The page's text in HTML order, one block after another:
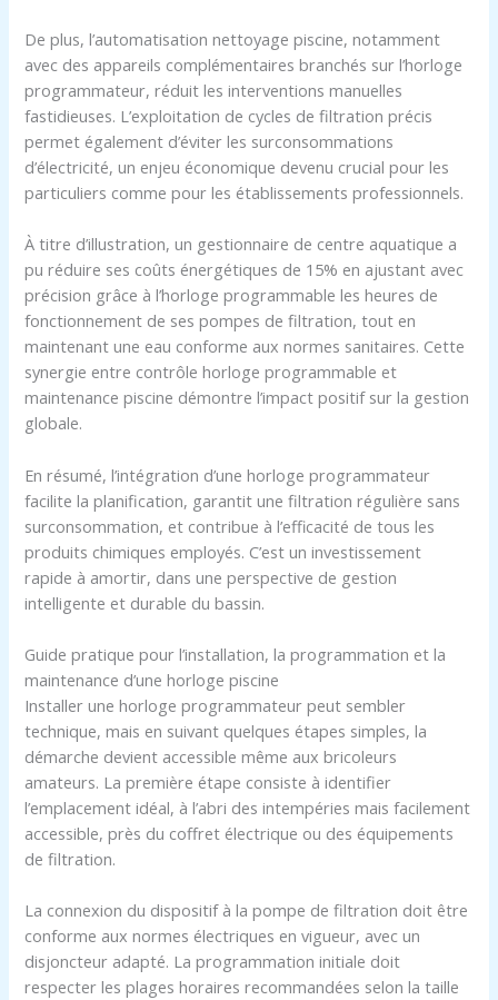
De plus, l’automatisation nettoyage piscine, notamment
avec des appareils complémentaires branchés sur l’horloge
programmateur, réduit les interventions manuelles
fastidieuses. L’exploitation de cycles de filtration précis
permet également d’éviter les surconsommations
d’électricité, un enjeu économique devenu crucial pour les
particuliers comme pour les établissements professionnels.
À titre d’illustration, un gestionnaire de centre aquatique a
pu réduire ses coûts énergétiques de 15% en ajustant avec
précision grâce à l’horloge programmable les heures de
fonctionnement de ses pompes de filtration, tout en
maintenant une eau conforme aux normes sanitaires. Cette
synergie entre contrôle horloge programmable et
maintenance piscine démontre l’impact positif sur la gestion
globale.
En résumé, l’intégration d’une horloge programmateur
facilite la planification, garantit une filtration régulière sans
surconsommation, et contribue à l’efficacité de tous les
produits chimiques employés. C’est un investissement
rapide à amortir, dans une perspective de gestion
intelligente et durable du bassin.
Guide pratique pour l’installation, la programmation et la
maintenance d’une horloge piscine
Installer une horloge programmateur peut sembler
technique, mais en suivant quelques étapes simples, la
démarche devient accessible même aux bricoleurs
amateurs. La première étape consiste à identifier
l’emplacement idéal, à l’abri des intempéries mais facilement
accessible, près du coffret électrique ou des équipements
de filtration.
La connexion du dispositif à la pompe de filtration doit être
conforme aux normes électriques en vigueur, avec un
disjoncteur adapté. La programmation initiale doit
respecter les plages horaires recommandées selon la taille